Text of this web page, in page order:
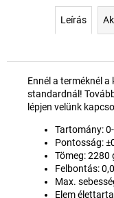
Leírás
Ennél a terméknél
standardnál!
lépjen velünk
Tartomány: 0-
Pontosság:
Tömeg: 2280
Felbontás:
Max.
Elem